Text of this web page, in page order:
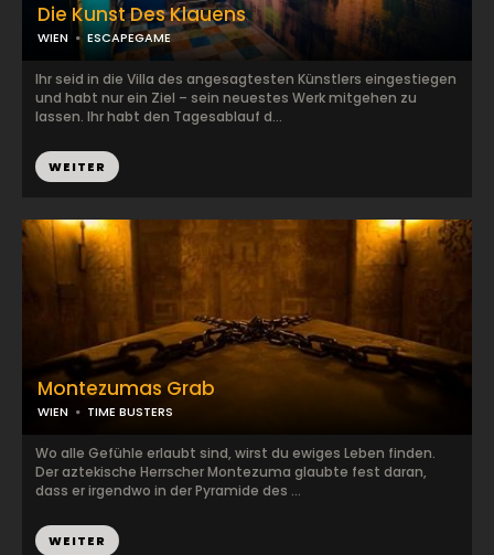
Montezumas Grab
WIEN TIME BUSTERS
Wo alle Gefühle erlaubt sind, wirst du ewiges Leben finden.
Der aztekische Herrscher Montezuma glaubte fest daran,
dass er irgendwo in der Pyramide des ...
WEITER
Die Kunst Des Klauens
WIEN ESCAPEGAME
Ihr seid in die Villa des angesagtesten Künstlers eingestiegen
und habt nur ein Ziel – sein neuestes Werk mitgehen zu
lassen. Ihr habt den Tagesablauf d...
WEITER